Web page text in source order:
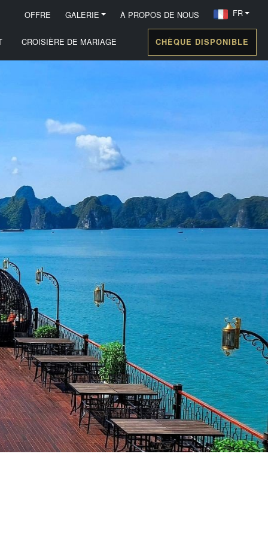
OFFRE GALERIE À PROPOS DE NOUS FR
CROISIÈRE DE MARIAGE CHÈQUE DISPONIBLE